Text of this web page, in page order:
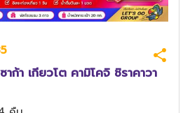
ก้า เกียวโต คามิโคจิ ชิราคาวา